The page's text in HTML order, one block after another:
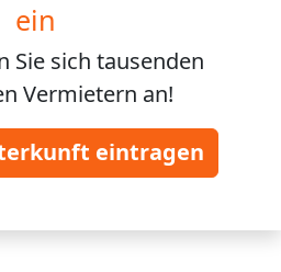
ein
Sie sich tausenden
Vermietern an!
eintragen